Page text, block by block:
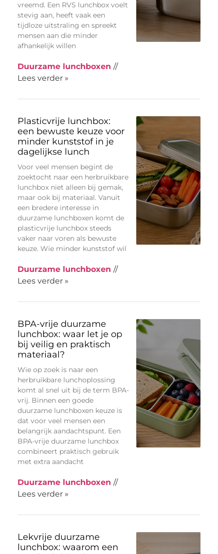
vreemd. Een RVS lunchbox voelt
stevig aan, heeft vaak een
tijdloze uitstraling en spreekt
mensen aan die minder
afhankelijk willen
Duurzame lunchboxen //
Lees verder »
Plasticvrije lunchbox:
een bewuste keuze voor
minder kunststof in je
dagelijkse lunch
Voor veel mensen begint de
zoektocht naar een herbruikbare
lunchbox niet alleen bij gemak,
maar ook bij materiaal. Vanuit
een bredere interesse in
duurzame lunchboxen komt de
plasticvrije lunchbox steeds
vaker naar voren als bewuste
keuze. Wie minder kunststof wil
Duurzame lunchboxen //
Lees verder »
BPA-vrije duurzame
lunchbox: waar let je op
bij veilig en praktisch
materiaal?
Wie op zoek is naar een
herbruikbare lunchoplossing
komt al snel uit bij de term BPA-
vrij. Binnen een goede
duurzame lunchboxen keuze is
dat voor veel mensen een
belangrijk aandachtspunt. Een
BPA-vrije duurzame lunchbox
combineert praktisch gebruik
met extra aandacht
Duurzame lunchboxen //
Lees verder »
Lekvrije duurzame
lunchbox: waarom een